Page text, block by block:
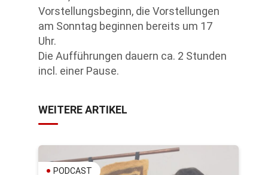
Vorstellungsbeginn, die Vorstellungen
am Sonntag beginnen bereits um 17
Uhr.
Die Aufführungen dauern ca. 2 Stunden
incl. einer Pause.
WEITERE ARTIKEL
PODCAST